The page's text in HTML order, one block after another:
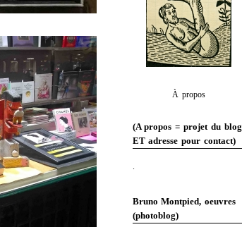
À propos
(A propos = projet du blog
ET adresse pour contact)
.
Bruno Montpied, oeuvres
(photoblog)